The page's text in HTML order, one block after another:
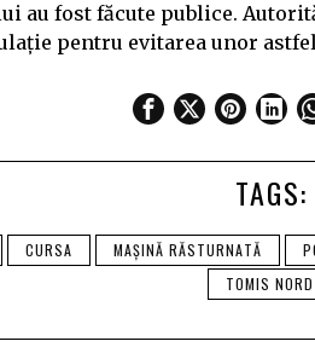
au fost făcute publice.
pentru evitarea unor
TAGS:
CURSA MAȘINĂ RĂSTURNATĂ
TOMIS NORD